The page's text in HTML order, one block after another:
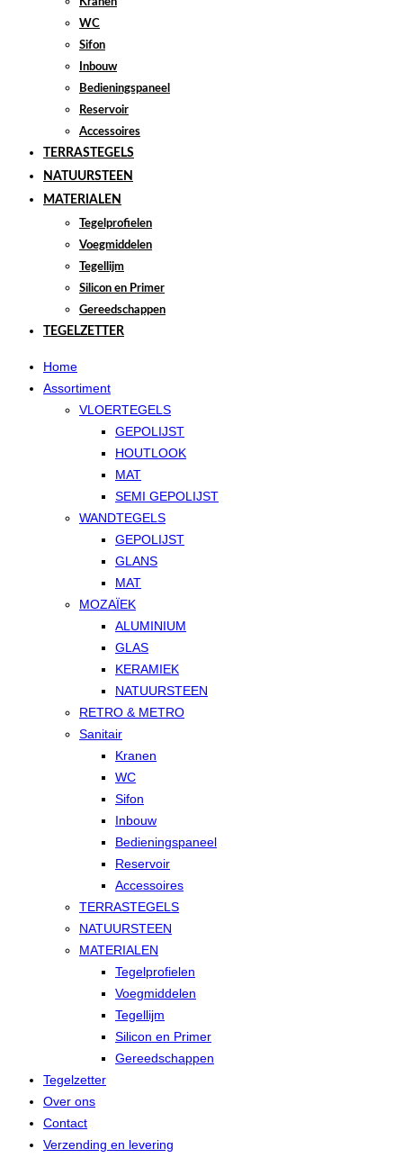
WC
Sifon
Inbouw
Bedieningspaneel
Reservoir
Accessoires
TERRASTEGELS
NATUURSTEEN
MATERIALEN
Tegelprofielen
Voegmiddelen
Tegellijm
Silicon en Primer
Gereedschappen
TEGELZETTER
Home
Assortiment
VLOERTEGELS
GEPOLIJST
HOUTLOOK
MAT
SEMI GEPOLIJST
WANDTEGELS
GEPOLIJST
GLANS
MAT
MOZAÏEK
ALUMINIUM
GLAS
KERAMIEK
NATUURSTEEN
RETRO & METRO
Sanitair
Kranen
WC
Sifon
Inbouw
Bedieningspaneel
Reservoir
Accessoires
TERRASTEGELS
NATUURSTEEN
MATERIALEN
Tegelprofielen
Voegmiddelen
Tegellijm
Silicon en Primer
Gereedschappen
Tegelzetter
Over ons
Contact
Verzending en levering